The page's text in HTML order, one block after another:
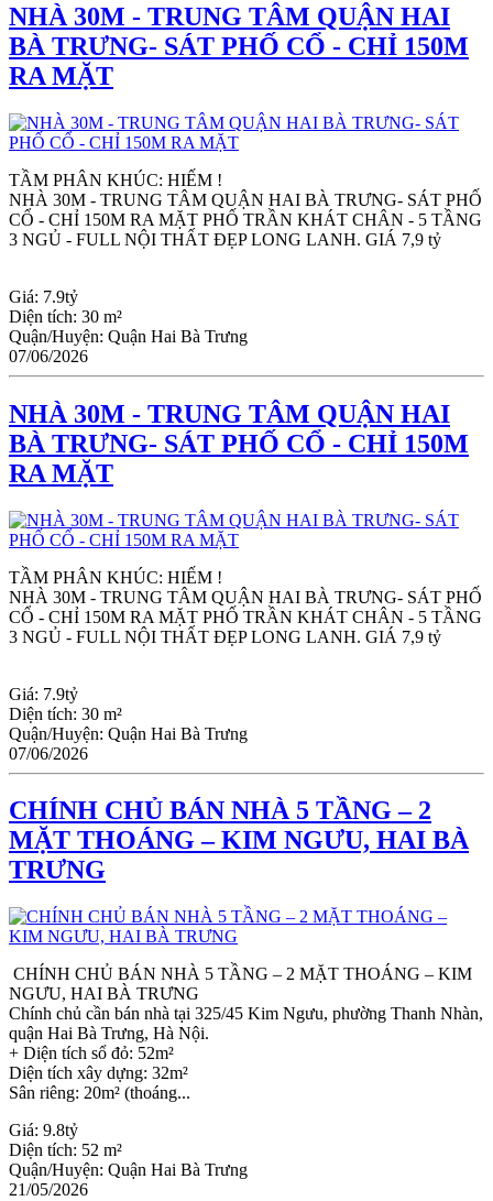
NHÀ 30M - TRUNG TÂM QUẬN HAI
BÀ TRƯNG- SÁT PHỐ CỔ - CHỈ 150M
RA MẶT
TẦM PHÂN KHÚC: HIẾM !
NHÀ 30M - TRUNG TÂM QUẬN HAI BÀ TRƯNG- SÁT PHỐ
CỔ - CHỈ 150M RA MẶT PHỐ TRẦN KHÁT CHÂN - 5 TẦNG
3 NGỦ - FULL NỘI THẤT ĐẸP LONG LANH. GIÁ 7,9 tỷ
Giá: 7.9tỷ
Diện tích: 30 m²
Quận/Huyện: Quận Hai Bà Trưng
07/06/2026
NHÀ 30M - TRUNG TÂM QUẬN HAI
BÀ TRƯNG- SÁT PHỐ CỔ - CHỈ 150M
RA MẶT
TẦM PHÂN KHÚC: HIẾM !
NHÀ 30M - TRUNG TÂM QUẬN HAI BÀ TRƯNG- SÁT PHỐ
CỔ - CHỈ 150M RA MẶT PHỐ TRẦN KHÁT CHÂN - 5 TẦNG
3 NGỦ - FULL NỘI THẤT ĐẸP LONG LANH. GIÁ 7,9 tỷ
Giá: 7.9tỷ
Diện tích: 30 m²
Quận/Huyện: Quận Hai Bà Trưng
07/06/2026
CHÍNH CHỦ BÁN NHÀ 5 TẦNG – 2
MẶT THOÁNG – KIM NGƯU, HAI BÀ
TRƯNG
CHÍNH CHỦ BÁN NHÀ 5 TẦNG – 2 MẶT THOÁNG – KIM
NGƯU, HAI BÀ TRƯNG
Chính chủ cần bán nhà tại 325/45 Kim Ngưu, phường Thanh Nhàn,
quận Hai Bà Trưng, Hà Nội.
+ Diện tích sổ đỏ: 52m²
Diện tích xây dựng: 32m²
Sân riêng: 20m² (thoáng...
Giá: 9.8tỷ
Diện tích: 52 m²
Quận/Huyện: Quận Hai Bà Trưng
21/05/2026